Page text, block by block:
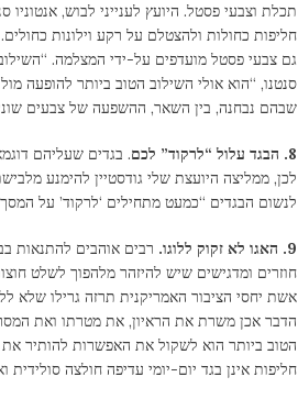
תכלת וצבעי פסטל. היועץ לענייני לבוש,
חליפות כחולות ולהצטלם על רקע וילונות כחולים.
גם צבעי פסטל מועדפים על-ידי המצלמה.
סנטנו, “הוא אולי השילוב הטוב ביותר להופעה
שבהם נבחנה, בין השאר, ההשפעה של צבעים
8. הבגד עלול “לרקוד” לכם
. בגדים שעליהם
לכן, ממליצה היועצת שלי גודסטיין להימנע
לנשום הבגדים “כמעט מתחילים ‘לרקוד’ על
9. האגו לא זקוק ללוגו.
רבים אוהבים להתנאות
חוזרים ומדגישים שיש להיזהר מלהפוך לשלט
אשת יחסי הציבור האמריקנית תרזה גרילו שלא
הדבר אכן משרת את הראיון, את מטרתו ואת
הטוב ביותר הוא לשקול את האפשרות להותיר
חליפות אינן בגד יום-יומי עדיפה חולצה סולידית